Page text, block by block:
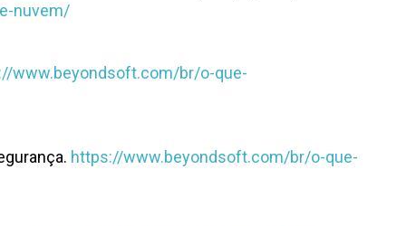
nuvem/
www.beyondsoft.com/br/o-que-
https://www.beyondsoft.com/br/o-que-